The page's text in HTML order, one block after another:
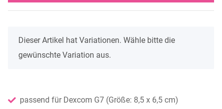
passend für Dexcom G7 (Größe: 8,5 x 6,5 cm)
x
Dieser Artikel hat Variationen. Wähle bitte die
gewünschte Variation aus.